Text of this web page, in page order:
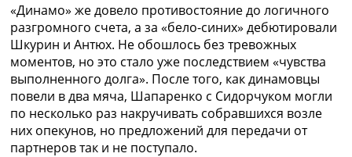
«Динамо» же довело противостояние до логичного
разгромного счета, а за «бело-синих» дебютировали
Шкурин и Антюх. Не обошлось без тревожных
моментов, но это стало уже последствием «чувства
выполненного долга». После того, как динамовцы
повели в два мяча, Шапаренко с Сидорчуком могли
по несколько раз накручивать собравшихся возле
них опекунов, но предложений для передачи от
партнеров так и не поступало.